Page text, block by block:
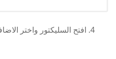
4. افتح السليكتور واختر الاضافات وشغل اللعبة واستمتع.